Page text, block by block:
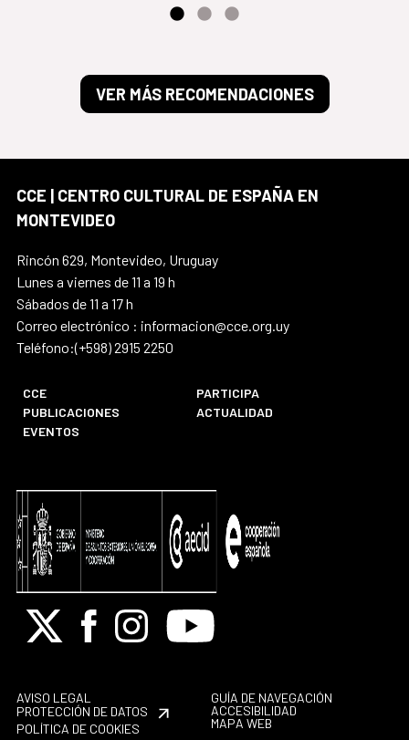
VER MÁS RECOMENDACIONES
CCE | CENTRO CULTURAL DE ESPAÑA EN
MONTEVIDEO
Rincón 629, Montevideo, Uruguay
Lunes a viernes de 11 a 19 h
Sábados de 11 a 17 h
Correo electrónico : informacion@cce.org.uy
Teléfono:(+598) 2915 2250
CCE
PARTICIPA
PUBLICACIONES
ACTUALIDAD
EVENTOS
X FacebookInstagramYoutube
AVISO LEGAL
PROTECCIÓN DE DATOS
POLÍTICA DE COOKIES
GUÍA DE NAVEGACIÓN
ACCESIBILIDAD
MAPA WEB